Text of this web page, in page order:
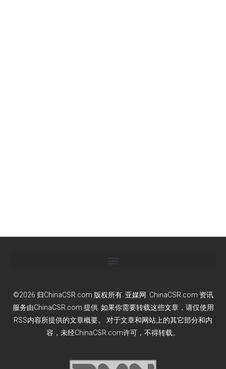
©2026 归ChinaCSR.com 版权所有. 亚媒网. ChinaCSR.com 资讯
服务由ChinaCSR.com 提供. 如果你需要转载这些文章，请仅使用
RSS内容所提供的文章概要。 对于文章和网站上的其它部分和内
容，未经ChinaCSR.com许可，不得转载。